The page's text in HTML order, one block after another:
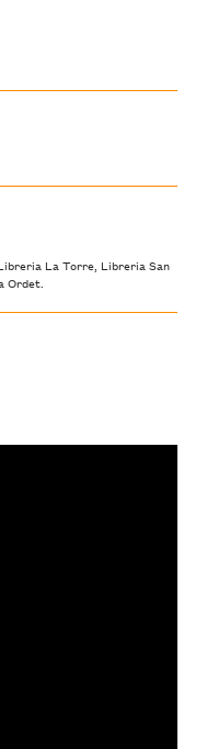
La Torre, Libreria San
Ordet.